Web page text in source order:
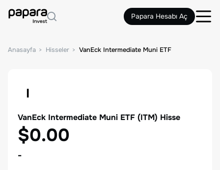
Papara Hesabı Aç
Anasayfa Hisseler VanEck Intermediate Muni ETF
I
VanEck Intermediate Muni ETF (ITM) Hisse
$0.00
-